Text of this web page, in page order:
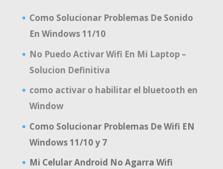
Como Solucionar Problemas De Sonido
En Windows 11/10
No Puedo Activar Wifi En Mi Laptop –
Solucion Definitiva
como activar o habilitar el bluetooth en
Window
Como Solucionar Problemas De Wifi EN
Windows 11/10 y 7
Mi Celular Android No Agarra Wifi